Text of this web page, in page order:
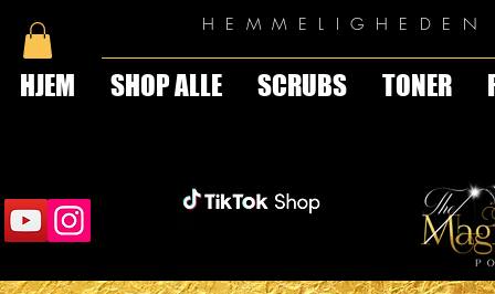
HJEM SHOP ALLE SCRUBS TONER